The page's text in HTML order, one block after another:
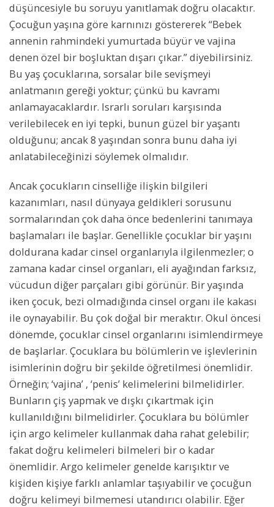
düşüncesiyle bu soruyu yanıtlamak doğru olacaktır.
Çocuğun yaşına göre karnınızı göstererek “Bebek
annenin rahmindeki yumurtada büyür ve vajina
denen özel bir boşluktan dışarı çıkar.” diyebilirsiniz.
Bu yaş çocuklarına, sorsalar bile sevişmeyi
anlatmanın gereği yoktur; çünkü bu kavramı
anlamayacaklardır. Israrlı soruları karşısında
verilebilecek en iyi tepki, bunun güzel bir yaşantı
olduğunu; ancak 8 yaşından sonra bunu daha iyi
anlatabileceğinizi söylemek olmalıdır.
Ancak çocukların cinselliğe ilişkin bilgileri
kazanımları, nasıl dünyaya geldikleri sorusunu
sormalarından çok daha önce bedenlerini tanımaya
başlamaları ile başlar. Genellikle çocuklar bir yaşını
doldurana kadar cinsel organlarıyla ilgilenmezler; o
zamana kadar cinsel organları, eli ayağından farksız,
vücudun diğer parçaları gibi görünür. Bir yaşında
iken çocuk, bezi olmadığında cinsel organı ile kakası
ile oynayabilir. Bu çok doğal bir meraktır. Okul öncesi
dönemde, çocuklar cinsel organlarını isimlendirmeye
de başlarlar. Çocuklara bu bölümlerin ve işlevlerinin
isimlerinin doğru bir şekilde öğretilmesi önemlidir.
Örneğin; ‘vajina’ , ‘penis’ kelimelerini bilmelidirler.
Bunların çiş yapmak ve dışkı çıkartmak için
kullanıldığını bilmelidirler. Çocuklara bu bölümler
için argo kelimeler kullanmak daha rahat gelebilir;
fakat doğru kelimeleri bilmeleri bir o kadar
önemlidir. Argo kelimeler genelde karışıktır ve
kişiden kişiye farklı anlamlar taşıyabilir ve çocuğun
doğru kelimeyi bilmemesi utandırıcı olabilir. Eğer